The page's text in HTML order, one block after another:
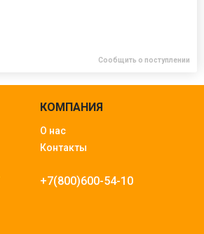
Сообщить о поступлении
КОМПАНИЯ
О нас
Контакты
+7(800)600-54-10